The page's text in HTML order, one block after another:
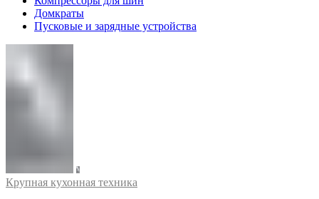
Домкраты
Пусковые и зарядные устройства
Крупная кухонная техника